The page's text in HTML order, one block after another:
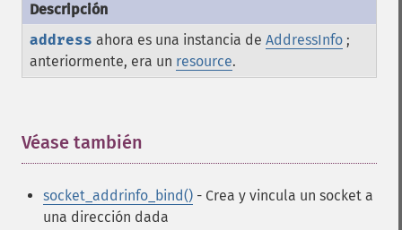
address ahora es una instancia de AddressInfo ;
anteriormente, era un resource.
Véase también
socket_addrinfo_bind() - Crea y vincula un socket a
una dirección dada